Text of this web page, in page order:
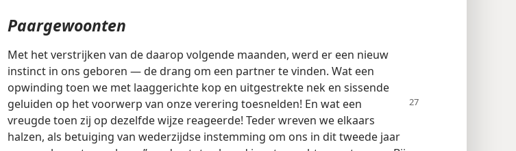
Paargewoonten
Met het verstrijken van de daarop volgende maanden, werd er een nieuw
instinct in ons geboren — de drang om een partner te vinden. Wat een
opwinding toen we met laaggerichte kop en uitgestrekte nek en sissende
geluiden op het voorwerp van onze verering toesnelden! En wat een
vreugde toen zij op dezelfde wijze reageerde! Teder wreven we elkaars
halzen, als betuiging van wederzijdse instemming om ons in dit tweede jaar